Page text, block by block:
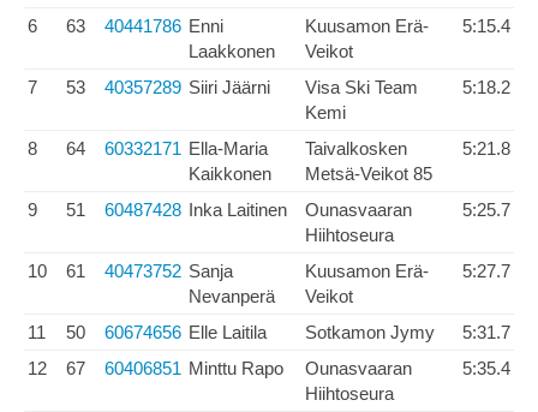
6 63 40441786 Enni
Laakkonen
Kuusamon Erä-
Veikot
5:15.4
7 53 40357289 Siiri Jäärni
Visa Ski Team
Kemi
5:18.2
8 64 60332171 Ella-Maria
Kaikkonen
Taivalkosken
Metsä-Veikot 85
5:21.8
9 51 60487428 Inka Laitinen
Ounasvaaran
Hiihtoseura
5:25.7
10 61 40473752 Sanja
Nevanperä
Kuusamon Erä-
Veikot
5:27.7
11 50 60674656 Elle Laitila Sotkamon Jymy
5:31.7
12
67 60406851 Minttu Rapo
Ounasvaaran
Hiihtoseura
5:35.4